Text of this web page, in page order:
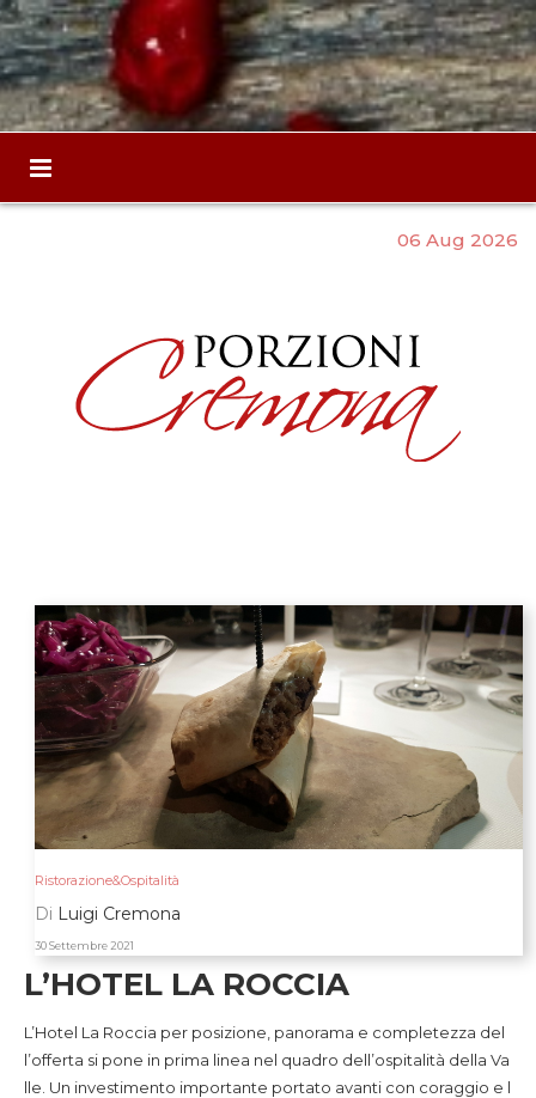
06 Aug 2026
Ristorazione&Ospitalità
Di Luigi Cremona
30 Settembre 2021
L’HOTEL LA ROCCIA
L’Hotel La Roccia per posizione, panorama e completezza del
l’offerta si pone in prima linea nel quadro dell’ospitalità della Va
lle. Un investimento importante portato avanti con coraggio e l